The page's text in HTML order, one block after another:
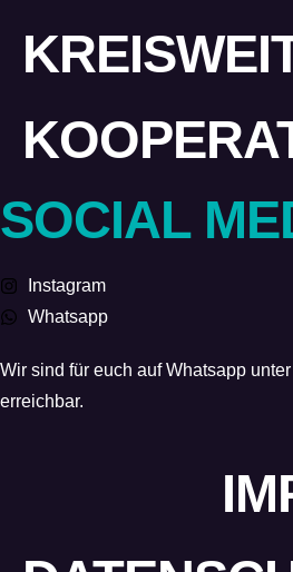
SOCIAL
Instagram
Whatsapp
Wir sind für euch auf Whatsapp unter
erreichbar.